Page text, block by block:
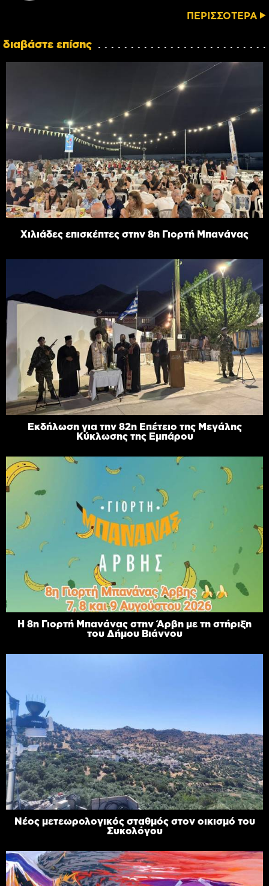
ΠΕΡΙΣΣΟΤΕΡΑ
διαβάστε επίσης
Χιλιάδες επισκέπτες στην 8η Γιορτή Μπανάνας
Εκδήλωση για την 82η Επέτειο της Μεγάλης
Κύκλωσης της Εμπάρου
Η 8η Γιορτή Μπανάνας στην Άρβη με τη στήριξη
του Δήμου Βιάννου
Νέος μετεωρολογικός σταθμός στον οικισμό του
Συκολόγου